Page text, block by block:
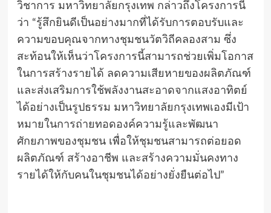
วิชาการ มหาวิทยาลัยกรุงเทพ กล่าวถึงโครงการนี้
ว่า “รู้สึกยินดีเป็นอย่างมากที่ได้รับการตอบรับและ
ความขอบคุณจากทางชุมชนวัตวิถีคลองสาม ซึ่ง
สะท้อนให้เห็นว่าโครงการนี้สามารถช่วยเพิ่มโอกาส
ในการสร้างรายได้ ลดความเสียหายของผลิตภัณฑ์
และส่งเสริมการใช้พลังงานสะอาดจากแสงอาทิตย์
ได้อย่างเป็นรูปธรรม มหาวิทยาลัยกรุงเทพเองมีเป้า
หมายในการถ่ายทอดองค์ความรู้และพัฒนา
ศักยภาพของชุมชน เพื่อให้ชุมชนสามารถต่อยอด
ผลิตภัณฑ์ สร้างอาชีพ และสร้างความมั่นคงทาง
รายได้ให้กับคนในชุมชนได้อย่างยั่งยืนต่อไป”